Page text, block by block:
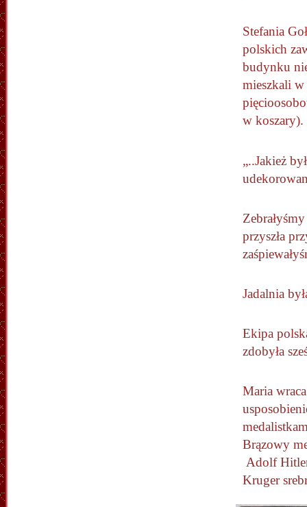
Stefania
polskich
budynku
mieszkali
w koszary).
„..Jakież
przyszła
Jadalnia
Ekipa
zdobyła
Maria
Brązowy
Adolf
Kruger